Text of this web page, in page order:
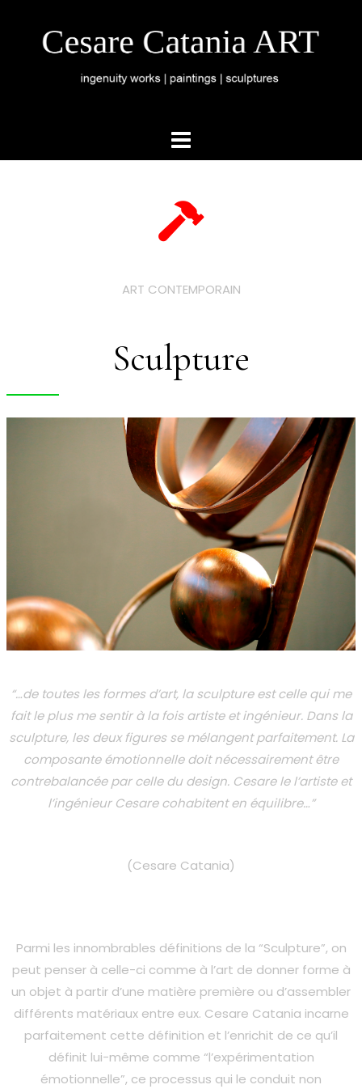
ART CONTEMPORAIN
Sculpture
“…de toutes les formes d’art, la sculpture est celle qui me
fait le plus me sentir à la fois artiste et ingénieur. Dans la
sculpture, les deux figures se mélangent parfaitement. La
composante émotionnelle doit nécessairement être
contrebalancée par celle du design. Cesare le l’artiste et
l’ingénieur Cesare cohabitent en équilibre…”
(Cesare Catania)
Parmi les innombrables définitions de la “Sculpture”, on
peut penser à celle-ci comme à l’art de donner forme à
un objet à partir d’une matière première ou d’assembler
différents matériaux entre eux. Cesare Catania incarne
parfaitement cette définition et l’enrichit de ce qu’il
définit lui-même comme “l’expérimentation
émotionnelle”, ce processus qui le conduit non